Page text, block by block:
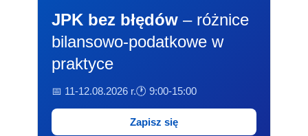
JPK bez błędów – różnice
bilansowo-podatkowe w
praktyce
📅 11-12.08.2026 r.🕐 9:00-15:00
Zapisz się